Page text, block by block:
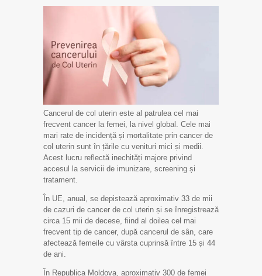
Cancerul de col uterin este al patrulea cel mai
frecvent cancer la femei, la nivel global. Cele mai
mari rate de incidență și mortalitate prin cancer de
col uterin sunt în țările cu venituri mici și medii.
Acest lucru reflectă inechități majore privind
accesul la servicii de imunizare, screening și
tratament.
În UE, anual, se depistează aproximativ 33 de mii
de cazuri de cancer de col uterin și se înregistrează
circa 15 mii de decese, fiind al doilea cel mai
frecvent tip de cancer, după cancerul de sân, care
afectează femeile cu vârsta cuprinsă între 15 și 44
de ani.
În Republica Moldova, aproximativ 300 de femei